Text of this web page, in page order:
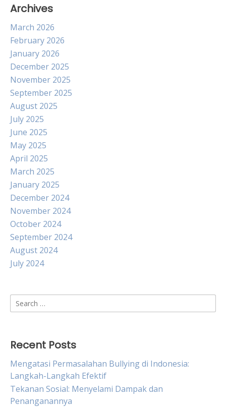
Archives
March 2026
February 2026
January 2026
December 2025
November 2025
September 2025
August 2025
July 2025
June 2025
May 2025
April 2025
March 2025
January 2025
December 2024
November 2024
October 2024
September 2024
August 2024
July 2024
Search
for:
Recent Posts
Mengatasi Permasalahan Bullying di Indonesia:
Langkah-Langkah Efektif
Tekanan Sosial: Menyelami Dampak dan
Penanganannya